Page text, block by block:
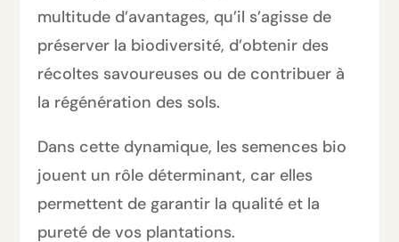
multitude d’avantages, qu’il s’agisse de
préserver la biodiversité, d’obtenir des
récoltes savoureuses ou de contribuer à
la régénération des sols.
Dans cette dynamique, les semences bio
jouent un rôle déterminant, car elles
permettent de garantir la qualité et la
pureté de vos plantations.